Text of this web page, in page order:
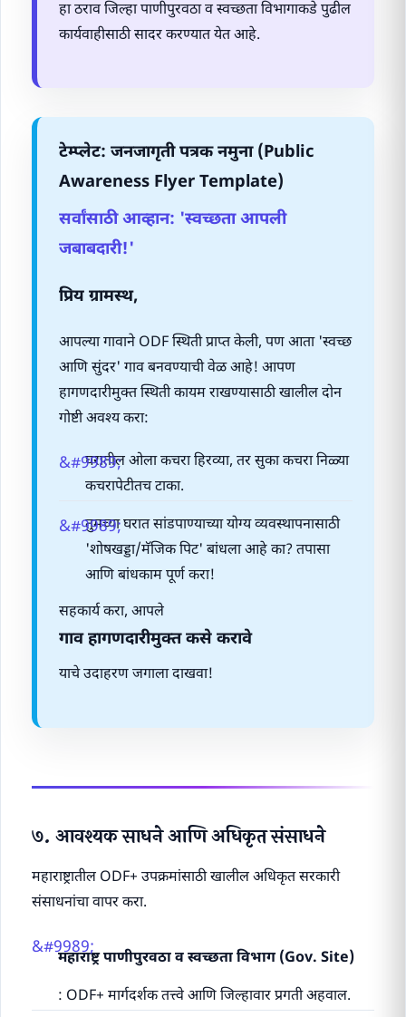
हा ठराव जिल्हा पाणीपुरवठा व स्वच्छता विभागाकडे पुढील
कार्यवाहीसाठी सादर करण्यात येत आहे.
टेम्प्लेट: जनजागृती पत्रक नमुना (Public
Awareness Flyer Template)
सर्वांसाठी आव्हान: 'स्वच्छता आपली
जबाबदारी!'
प्रिय ग्रामस्थ,
आपल्या गावाने ODF स्थिती प्राप्त केली, पण आता 'स्वच्छ
आणि सुंदर' गाव बनवण्याची वेळ आहे! आपण
हागणदारीमुक्त स्थिती कायम राखण्यासाठी खालील दोन
गोष्टी अवश्य करा:
घरातील ओला कचरा हिरव्या, तर सुका कचरा निळ्या
कचरापेटीतच टाका.
तुमच्या घरात सांडपाण्याच्या योग्य व्यवस्थापनासाठी
'शोषखड्डा/मॅजिक पिट' बांधला आहे का? तपासा
आणि बांधकाम पूर्ण करा!
सहकार्य करा, आपले
गाव हागणदारीमुक्त कसे करावे
याचे उदाहरण जगाला दाखवा!
७. आवश्यक साधने आणि अधिकृत संसाधने
महाराष्ट्रातील ODF+ उपक्रमांसाठी खालील अधिकृत सरकारी
संसाधनांचा वापर करा.
महाराष्ट्र पाणीपुरवठा व स्वच्छता विभाग (Gov. Site)
: ODF+ मार्गदर्शक तत्त्वे आणि जिल्हावार प्रगती अहवाल.